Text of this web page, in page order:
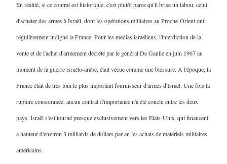
En réalité, si ce contrat est historique, c'est plutôt parce qu'il brise un tabou, celui
d'acheter des armes à Israël, dont les opérations militaires au Proche-Orient ont
régulièrement indigné la France. Pour les médias israéliens, l'interdiction de la
vente et de l'achat d'armement décrété par le général De Gaulle en juin 1967 au
moment de la guerre israélo-arabe, était vécue comme une blessure. A l'époque, la
France était de très loin le plus important fournisseur d'armes d'Israël. Une fois la
rupture consommée, aucun contrat d'importance n'a été conclu entre les deux
pays. Israël s'est tourné presque exclusivement vers les Etats-Unis, qui financent
à hauteur d'environ 3 milliards de dollars par an les achats de matériels militaires
américains.